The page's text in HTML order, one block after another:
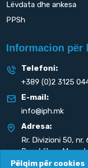
Lëvdata dhe ankesa
PPSh
Informacion për
Telefoni:
+389 (0)2 3125
E-mail:
info@iph.mk
Adresa:
Rr. Divizioni 50, nr.
Republika e
Pëlqim për cookies